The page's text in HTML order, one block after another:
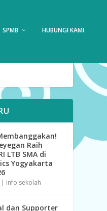
SPMB HUBUNGI KAMI
Raih
LTB SMA di
Yogyakarta
| info sekolah
dan Supporter